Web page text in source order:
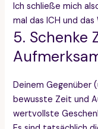
Ich schließe mich
mal das ICH und das
5. Schenke
Deinem Gegenüber
bewusste Zeit und
wertvollste